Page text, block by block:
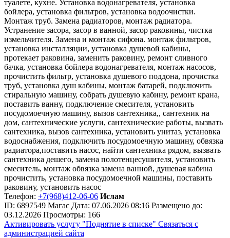
туалете, кухне. Установка водонагревателя, установка
бойлера, установка фильтров, установка водоочистки.
Монтаж труб. Замена радиаторов, монтаж радиатора.
Устранение засора, засор в ванной, засор раковины, чистка
измельчителя. Замена и монтаж сифона. монтаж фильтров,
установка инсталляции, установка душевой кабины,
протекает раковина, заменить раковину, ремонт сливного
бачка, установка бойлера водонагревателя, монтаж насосов,
прочистить фильтр, установка душевого поддона, прочистка
труб, установка душ кабины, монтаж батарей, подключить
стиральную машину, собрать душевую кабину, ремонт крана,
поставить ванну, подключение смесителя, установить
посудомоечную машину, вызов сантехника,, сантехник на
дом, сантехнические услуги, сантехнические работы, вызвать
сантехника, вызов сантехника, установить унитаз, установка
водоснабжения, подключить посудомоечную машину, обвязка
радиатора,поставить насос, найти сантехника рядом, вызвать
сантехника дешего, замена полотенцесушителя, установить
смеситель, монтаж обвязка замена ванной, душевая кабина
прочистить, установка посудомоечной машины, поставить
раковину, установить насос
Телефон: +7(968)412-06-06 Ислам
ID: 6897549 Магас Дата: 07.06.2026 08:16 Размещено до:
03.12.2026 Просмотры: 166
Активировать услугу "Поднятие в списке" Связаться с
администрацией сайта